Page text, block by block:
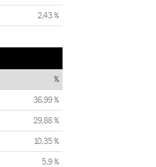
2,43 %
%
36,99 %
29,88 %
10,35 %
5,9 %